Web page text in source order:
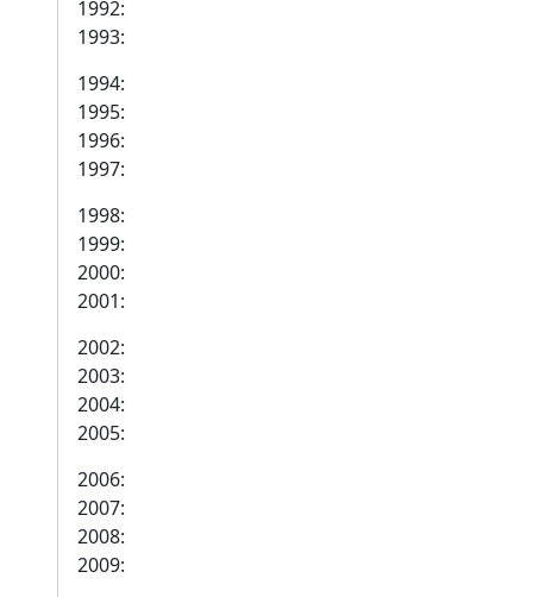
1992:
1993:
1994:
1995:
1996:
1997:
1998:
1999:
2000:
2001:
2002:
2003:
2004:
2005:
2006:
2007:
2008:
2009: